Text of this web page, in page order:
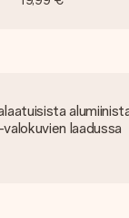
laadussa